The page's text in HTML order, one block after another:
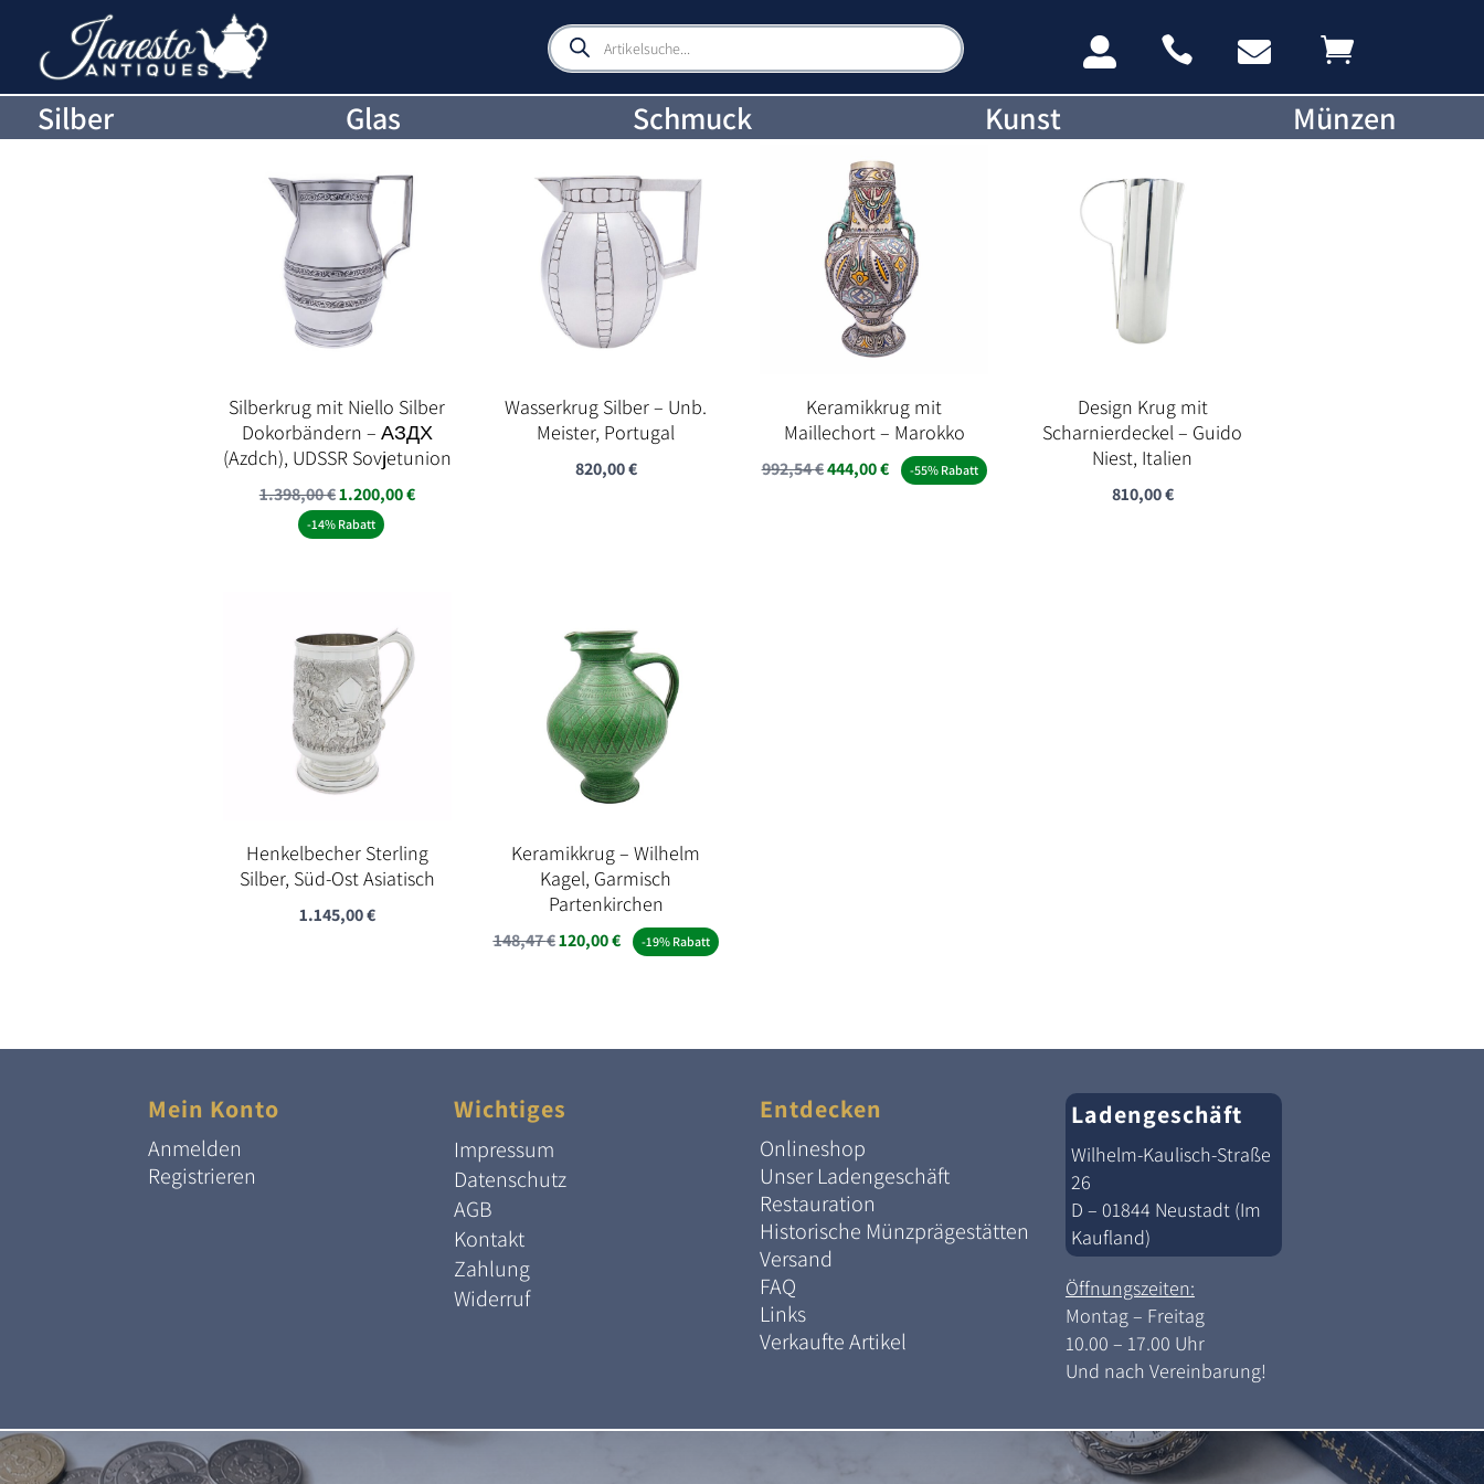
Products
search    
Silber Glas Schmuck Kunst Münzen
Silberkrug mit Niello Silber
Dokorbändern – АЗДХ
(Azdch), UDSSR Sovjetunion
1.398,00€Ursprünglicher
Preis
1.200,00€Aktueller
-14% Rabatt
Wasserkrug Silber – Unb.
Meister, Portugal
820,00€
Keramikkrug mit
Maillechort – Marokko
992,54€Ursprünglicher
444,00€Aktueller
-55% Rabatt
Design Krug mit
Scharnierdeckel – Guido
Niest, Italien
810,00€
Henkelbecher Sterling
Silber, Süd-Ost Asiatisch
1.145,00€
Keramikkrug – Wilhelm
Kagel, Garmisch
Partenkirchen
148,47€Ursprünglicher
120,00€Aktueller
-19% Rabatt
Mein Konto
Anmelden
Registrieren
Wichtiges
Impressum
Datenschutz
AGB
Kontakt
Zahlung
Widerruf
Entdecken
Onlineshop
Unser Ladengeschäft
Restauration
Historische Münzprägestätten
Versand
FAQ
Links
Verkaufte Artikel
Ladengeschäft
Wilhelm-Kaulisch-Straße
26
D – 01844 Neustadt (Im
Kaufland)
Öffnungszeiten:
Montag – Freitag
10.00 – 17.00 Uhr
Und nach Vereinbarung!